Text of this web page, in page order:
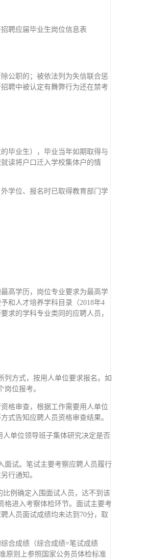
聘应届毕业生岗位信息表
公职的；被依法列为失信联合惩
聘中被认定有舞弊行为还在禁考
毕业生），毕业当年如期取得与
读将户口迁入学校集体户的情
学位、报名时已取得教育部门学
高学历，岗位专业要求为最高学
和人才培养学科目录（2018年4
求的学科专业类同的应聘人员，
列方式，按用人单位要求报名。如
位报考。
格审查，根据工作需要用人单位
式告知应聘人员资格审查结果。
单位领导班子集体研究决定是否
面试。笔试主要考察应聘人员履行
行通知。
比例确定入围面试人员，达不到该
格进入考察体检环节。面试主要考
人员面试成绩均未达到70分，取
合成绩（综合成绩=笔试成绩
原则上参照国家公务员体检标准